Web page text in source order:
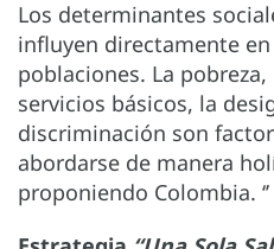
Los determinantes
influyen directamente
poblaciones. La
servicios básicos, la
discriminación son
abordarse de manera
proponiendo Colombia. ‘’